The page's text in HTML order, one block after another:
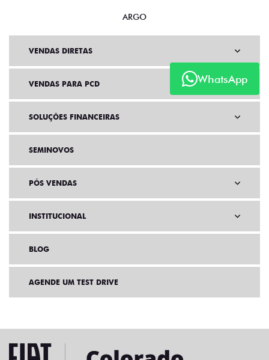
WhatsApp
ARGO
VENDAS DIRETAS
VENDAS PARA PCD
SOLUÇÕES FINANCEIRAS
SEMINOVOS
PÓS VENDAS
INSTITUCIONAL
BLOG
AGENDE UM TEST DRIVE